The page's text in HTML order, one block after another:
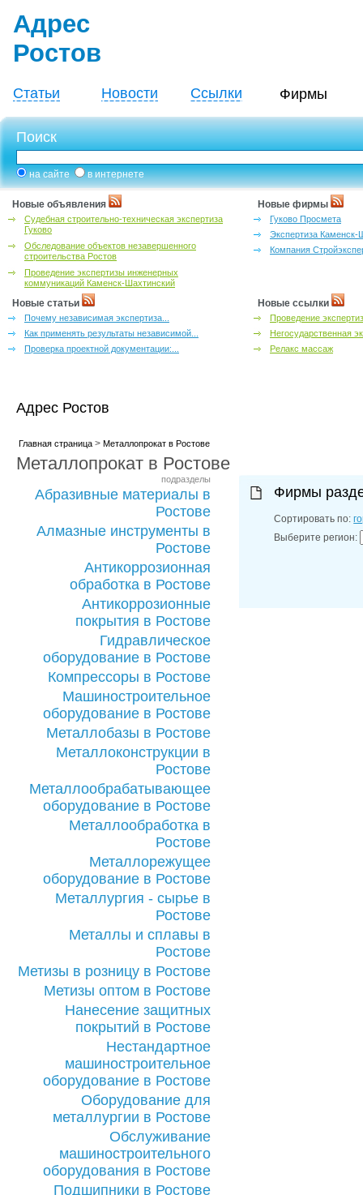
Адрес
Ростов
Статьи Новости Ссылки Фирмы
Поиск
на сайте в интернете
Новые объявления
Судебная строительно-техническая экспертиза
Гуково
Обследование объектов незавершенного
строительства Ростов
Проведение экспертизы инженерных
коммуникаций Каменск-Шахтинский
Новые фирмы
Гуково Просмета
Экспертиза Каменск-
Компания
Новые статьи
Почему независимая экспертиза...
Как применять результаты независимой...
Проверка проектной документации:...
Новые ссылки
Проведение
Негосударственная
Релакс массаж
Адрес Ростов
Главная страница> Металлопрокат в Ростове
Металлопрокат в Ростове
подразделы
Абразивные материалы в
Ростове
Алмазные инструменты в
Ростове
Антикоррозионная
обработка в Ростове
Антикоррозионные
покрытия в Ростове
Гидравлическое
оборудование в Ростове
Компрессоры в Ростове
Машиностроительное
оборудование в Ростове
Металлобазы в Ростове
Металлоконструкции в
Ростове
Металлообрабатывающее
оборудование в Ростове
Металлообработка в
Ростове
Металлорежущее
оборудование в Ростове
Металлургия - сырье в
Ростове
Металлы и сплавы в
Ростове
Метизы в розницу в Ростове
Метизы оптом в Ростове
Нанесение защитных
покрытий в Ростове
Нестандартное
машиностроительное
оборудование в Ростове
Оборудование для
металлургии в Ростове
Обслуживание
машиностроительного
оборудования в Ростове
Подшипники в Ростове
Фирмы
Сортировать по:
Выберите регион: